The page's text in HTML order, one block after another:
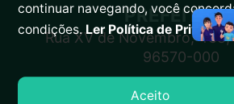
Rua XV de Novembro, 438,
96570-000
continuar navegando, você
condições.Ler Política de
Aceito